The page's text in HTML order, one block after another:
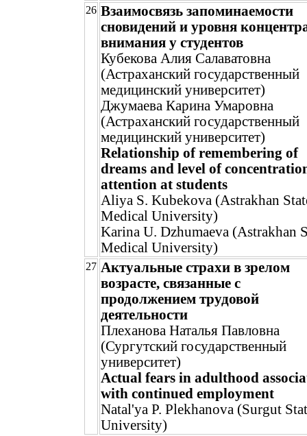
26 Взаимосвязь запоминаемости
сновидений и уровня
внимания у студентов
Кубекова Алия Салаватовна
(Астраханский государственный
медицинский университет)
Джумаева Карина Умаровна
(Астраханский государственный
медицинский университет)
Relationship of remembering of
dreams and level of
attention at students
Aliya S. Kubekova (Astrakhan
Medical University)
Karina U. Dzhumaeva (Astrakhan
Medical University)
27 Актуальные страхи в зрелом
возрасте, связанные с
продолжением трудовой
деятельности
Плеханова Наталья Павловна
(Сургутский государственный
университет)
Actual fears in adulthood
with continued employment
Natal'ya P. Plekhanova (Surgut
University)